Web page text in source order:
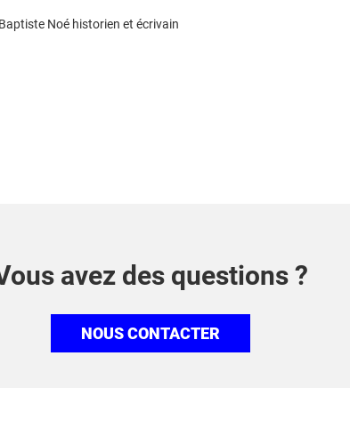
Noé historien et écrivain
avez des questions ?
NOUS CONTACTER